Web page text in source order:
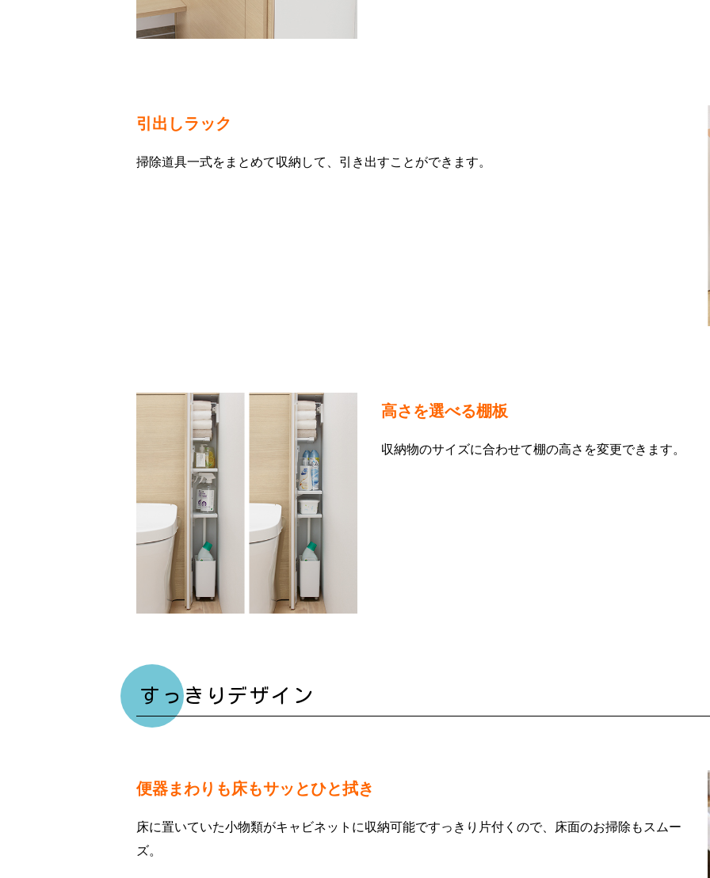
引出しラック
掃除道具一式をまとめて収納して、引き出すことができます。
高さを選べる棚板
収納物のサイズに合わせて棚の高さを変更できます。
すっきりデザイン
便器まわりも床もサッとひと拭き
床に置いていた小物類がキャビネットに収納可能ですっきり片付くので、床面のお掃除もスムー
ズ。